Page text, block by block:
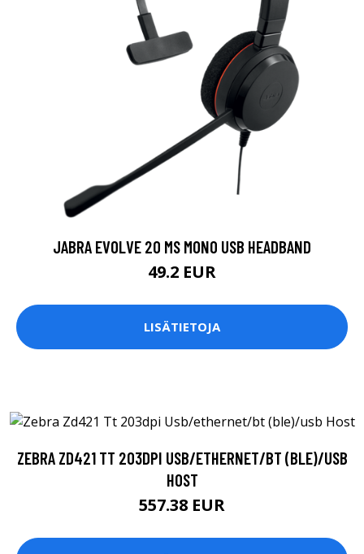
JABRA EVOLVE 20 MS MONO USB HEADBAND
49.2 EUR
LISÄTIETOJA
ZEBRA ZD421 TT 203DPI USB/ETHERNET/BT (BLE)/USB
HOST
557.38 EUR